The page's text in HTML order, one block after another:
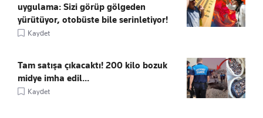
uygulama: Sizi görüp gölgeden
yürütüyor, otobüste bile serinletiyor!
Kaydet
Tam satışa çıkacaktı! 200 kilo bozuk
midye imha edil...
Kaydet